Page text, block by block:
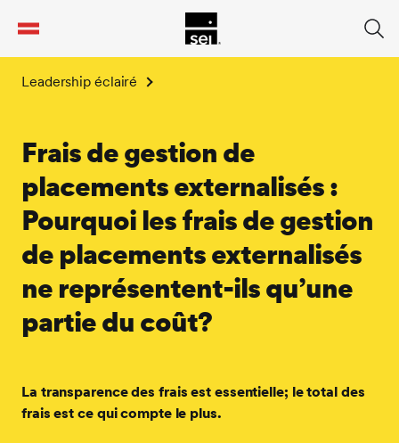
Leadership éclairé
Frais de gestion de
placements externalisés :
Pourquoi les frais de gestion
de placements externalisés
ne représentent-ils qu’une
partie du coût?
La transparence des frais est essentielle; le total des
frais est ce qui compte le plus.